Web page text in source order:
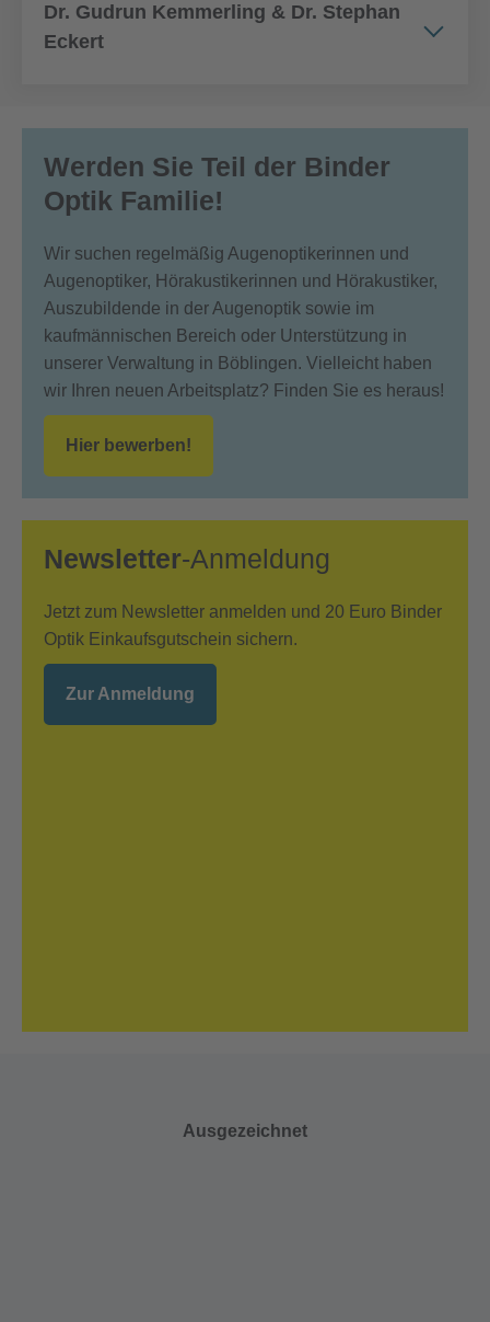
Dr. Gudrun Kemmerling & Dr. Stephan
Eckert
Werden Sie Teil der Binder
Optik Familie!
Wir suchen regelmäßig Augenoptikerinnen und
Augenoptiker, Hörakustikerinnen und Hörakustiker,
Auszubildende in der Augenoptik sowie im
kaufmännischen Bereich oder Unterstützung in
unserer Verwaltung in Böblingen. Vielleicht haben
wir Ihren neuen Arbeitsplatz? Finden Sie es heraus!
Hier bewerben!
Newsletter-Anmeldung
Jetzt zum Newsletter anmelden und 20 Euro Binder
Optik Einkaufsgutschein sichern.
Zur Anmeldung
Ausgezeichnet